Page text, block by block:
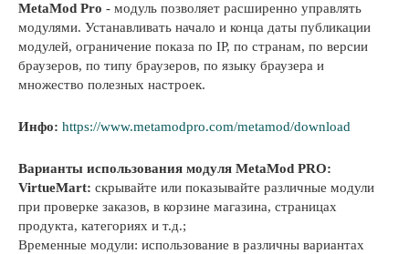
MetaMod Pro - модуль позволяет расширенно управлять
модулями. Устанавливать начало и конца даты публикации
модулей, ограничение показа по IP, по странам, по версии
браузеров, по типу браузеров, по языку браузера и
множество полезных настроек.
Инфо: https://www.metamodpro.com/metamod/download
Варианты использования модуля MetaMod PRO:
VirtueMart: скрывайте или показывайте различные модули
при проверке заказов, в корзине магазина, страницах
продукта, категориях и т.д.;
Временные модули: использование в различны вариантах